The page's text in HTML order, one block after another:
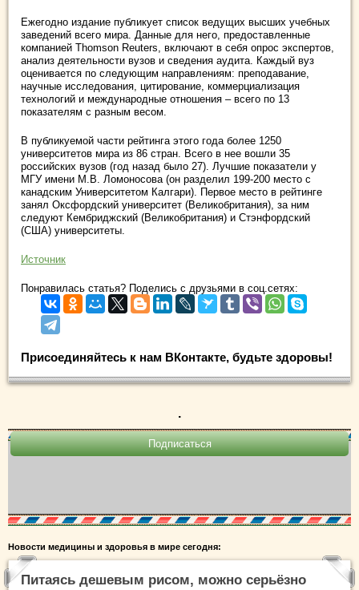
Ежегодно издание публикует список ведущих высших учебных
заведений всего мира. Данные для него, предоставленные
компанией Thomson Reuters, включают в себя опрос экспертов,
анализ деятельности вузов и сведения аудита. Каждый вуз
оценивается по следующим направлениям: преподавание,
научные исследования, цитирование, коммерциализация
технологий и международные отношения – всего по 13
показателям с разным весом.
В публикуемой части рейтинга этого года более 1250
университетов мира из 86 стран. Всего в нее вошли 35
российских вузов (год назад было 27). Лучшие показатели у
МГУ имени М.В. Ломоносова (он разделил 199-200 место с
канадским Университетом Калгари). Первое место в рейтинге
занял Оксфордский университет (Великобритания), за ним
следуют Кембриджский (Великобритания) и Стэнфордский
(США) университеты.
Источник
Понравилась статья? Поделись с друзьями в соц.сетях:
Присоединяйтесь к нам ВКонтакте, будьте здоровы!
.
Новости медицины и здоровья в мире сегодня:
Питаясь дешевым рисом, можно серьёзно